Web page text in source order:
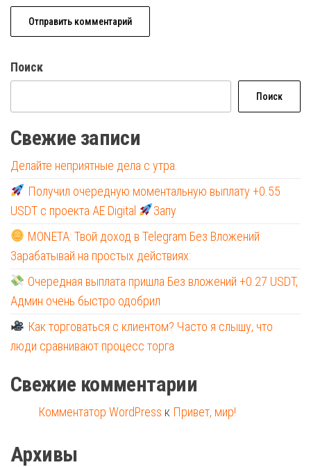
Поиск
Поиск
Свежие записи
Делайте неприятные дела с утра.
Получил очередную моментальную выплату +0.55
USDT с проекта AE Digital
Запу
MONETA: Твой доход в Telegram Без Вложений
Зарабатывай на простых действиях:
Очередная выплата пришла Без вложений +0.27 USDT,
Админ очень быстро одобрил
Как торговаться с клиентом? Часто я слышу, что
люди сравнивают процесс торга
Свежие комментарии
Комментатор WordPress к Привет, мир!
Архивы